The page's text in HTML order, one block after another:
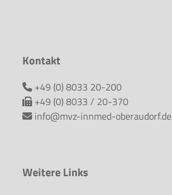
Kontakt
+49 (0) 8033 20-200
+49 (0) 8033 / 20-370
info@mvz-innmed-oberaudorf.de
Weitere Links